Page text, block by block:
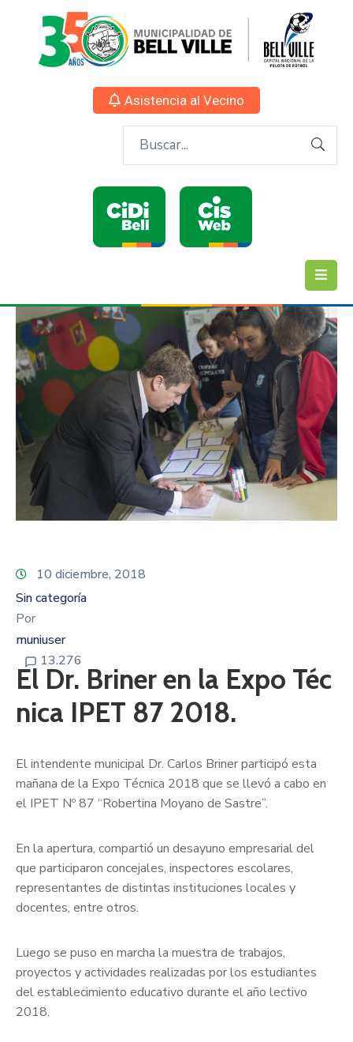
Asistencia al Vecino
10 diciembre, 2018
Sin categoría
Por
muniuser
13.276
El Dr. Briner en la Expo Téc
nica IPET 87 2018.
El intendente municipal Dr. Carlos Briner participó esta
mañana de la Expo Técnica 2018 que se llevó a cabo en
el IPET Nº 87 “Robertina Moyano de Sastre”.
En la apertura, compartió un desayuno empresarial del
que participaron concejales, inspectores escolares,
representantes de distintas instituciones locales y
docentes, entre otros.
Luego se puso en marcha la muestra de trabajos,
proyectos y actividades realizadas por los estudiantes
del establecimiento educativo durante el año lectivo
2018.